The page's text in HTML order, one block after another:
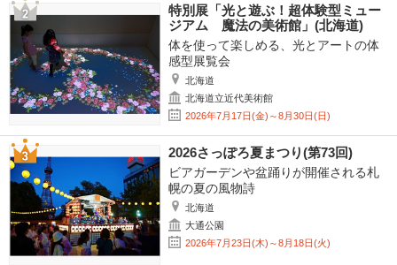
特別展「光と遊ぶ！超体験型ミュー
ジアム 魔法の美術館」(北海道)
体を使って楽しめる、光とアートの体
感型展覧会
北海道
北海道立近代美術館
2026年7月17日(金)～8月30日(日)
2026さっぽろ夏まつり(第73回)
ビアガーデンや盆踊りが開催される札
幌の夏の風物詩
北海道
大通公園
2026年7月23日(木)～8月18日(火)